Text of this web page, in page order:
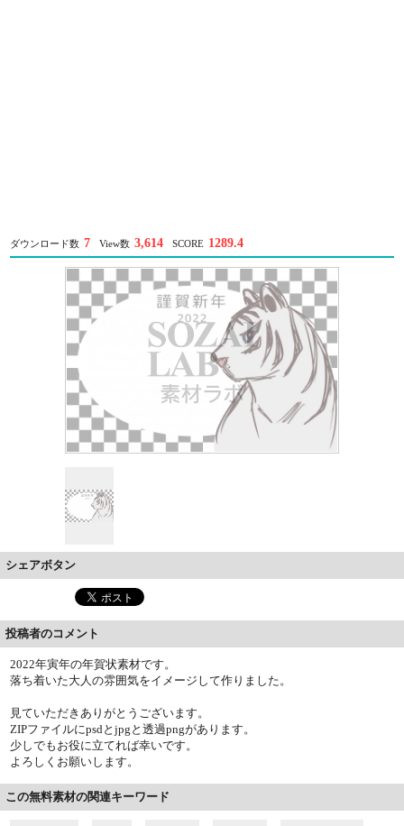
ダウンロード数 7 View数 3,614 SCORE 1289.4
シェアボタン
投稿者のコメント
2022年寅年の年賀状素材です。
落ち着いた大人の雰囲気をイメージして作りました。
見ていただきありがとうございます。
ZIPファイルにpsdとjpgと透過pngがあります。
少しでもお役に立てれば幸いです。
よろしくお願いします。
この無料素材の関連キーワード